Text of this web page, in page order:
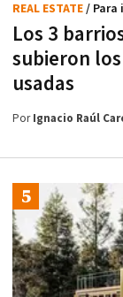
Los 3
subieron
usadas
REAL ESTATE/ Para
PorIgnacio Raúl